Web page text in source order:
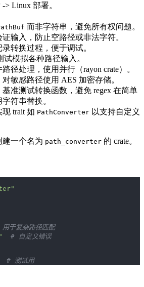
> Linux 部署。
而非字符串，避免所有权问题。
输入，防止空路径或非法字符。
转换过程，便于调试。
试模拟各种路径输入。
径处理，使用并行（rayon crate）。
敏感路径使用 AES 加密存储。
准测试转换函数，避免 regex 在简单
符串替换。
trait 如 PathConverter 以支持自定义
建一个名为 path_converter 的 crate。
于复杂路径匹配
  # 自定义错误
# 测试用